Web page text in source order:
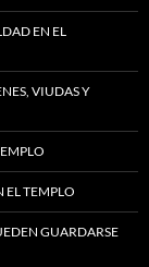
EN EL
VIUDAS Y
EL TEMPLO
GUARDARSE